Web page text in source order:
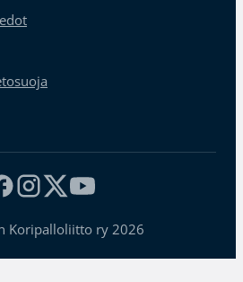
Koripalloliitto ry 2026